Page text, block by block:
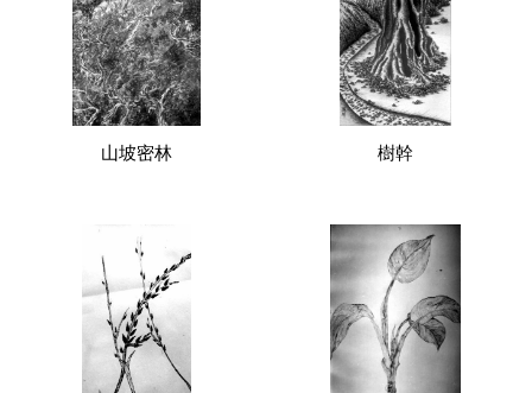
山坡密林 樹幹